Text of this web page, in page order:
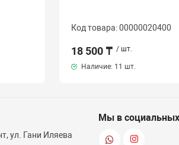
Код товара: 00000020400
18 500 ₸ / шт.
Наличие: 11 шт.
ул. Гани Иляева
Мы в социальных